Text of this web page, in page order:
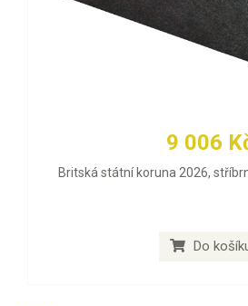
9 006
Britská státní koruna 2026,
Do